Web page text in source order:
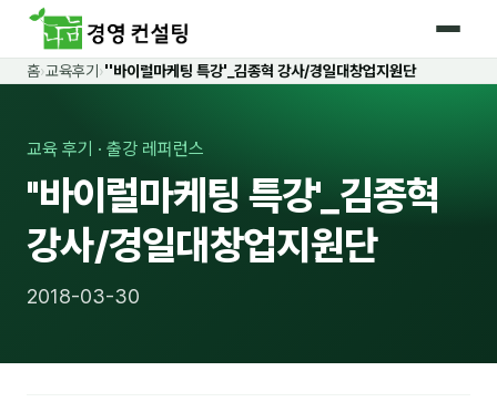
홈
커리큘럼
🛡️ 법정 의무교육 4종
🤖 AI · IT 교육
홈›교육후기 ›''바이럴마케팅 특강'_김종혁 강사/경일대창업지원단
교육 후기 · 출강 레퍼런스
''바이럴마케팅 특강'_김종혁
강사/경일대창업지원단
2018-03-30